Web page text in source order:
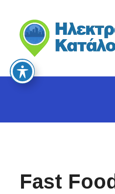
c
e
Fast Food